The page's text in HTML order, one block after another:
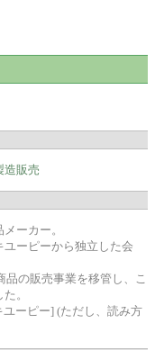
造販売
ーカー。
ーピーから独立した会
の販売事業を移管し、こ
。
ーピー] (ただし、読み方